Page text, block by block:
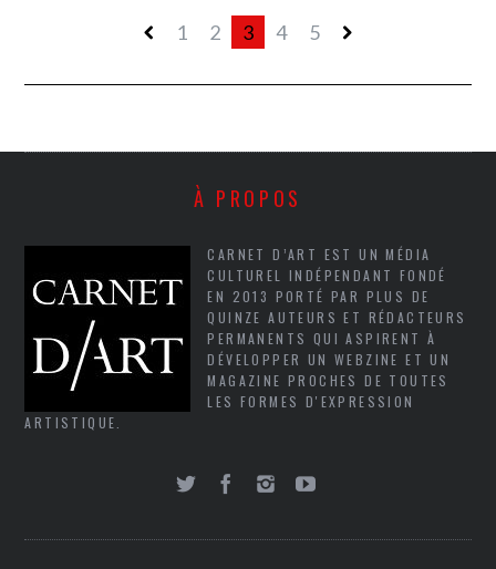
1 2 3 4 5
À PROPOS
CARNET D’ART EST UN MÉDIA
CULTUREL INDÉPENDANT FONDÉ
EN 2013 PORTÉ PAR PLUS DE
QUINZE AUTEURS ET RÉDACTEURS
PERMANENTS QUI ASPIRENT À
DÉVELOPPER UN WEBZINE ET UN
MAGAZINE PROCHES DE TOUTES
LES FORMES D'EXPRESSION
ARTISTIQUE.